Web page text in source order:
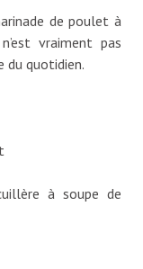
de poulet à
vraiment pas
du quotidien.
à soupe de